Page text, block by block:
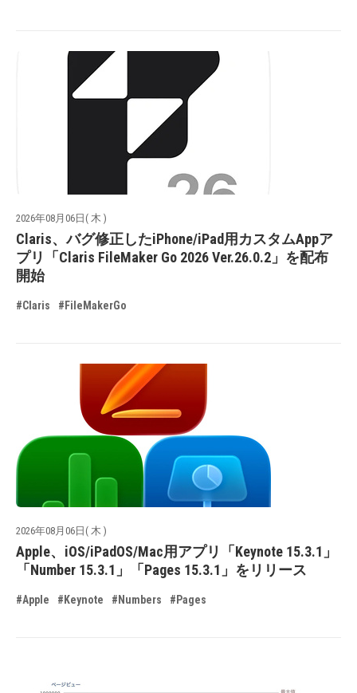
2026年08月06日( 木 )
Claris、バグ修正したiPhone/iPad用カスタムAppア
プリ「Claris FileMaker Go 2026 Ver.26.0.2」を配布
開始
#Claris #FileMakerGo
2026年08月06日( 木 )
Apple、iOS/iPadOS/Mac用アプリ「Keynote 15.3.1」
「Number 15.3.1」「Pages 15.3.1」をリリース
#Apple #Keynote #Numbers #Pages